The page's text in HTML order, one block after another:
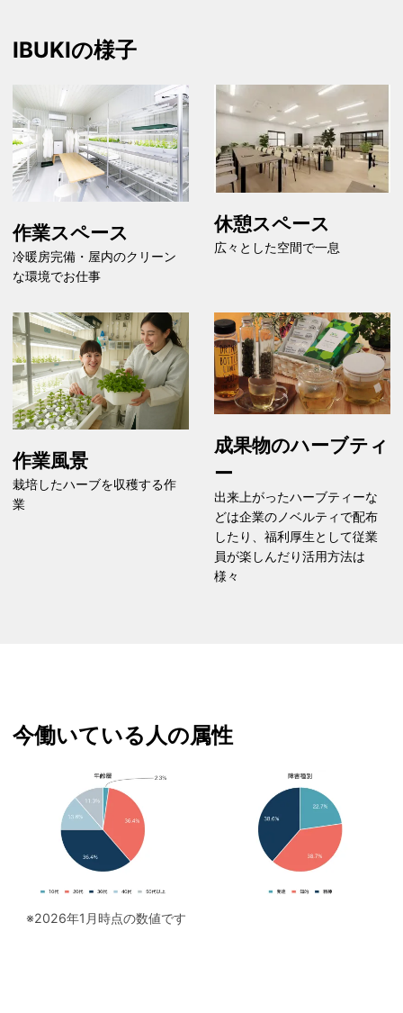
IBUKIの様子
作業スペース
冷暖房完備・屋内のクリーン
な環境でお仕事
休憩スペース
広々とした空間で一息
作業風景
栽培したハーブを収穫する作
業
成果物のハーブティ
ー
出来上がったハーブティーな
どは企業のノベルティで配布
したり、福利厚生として従業
員が楽しんだり活用方法は
様々
今働いている人の属性
※2026年1月時点の数値です